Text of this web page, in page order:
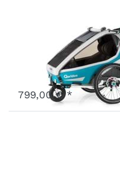
Kidgoo2 Sport
Q9S-20-P
Ausverkauft - wird nachgeliefert, sobald wieder auf Lager.
799,00 € *